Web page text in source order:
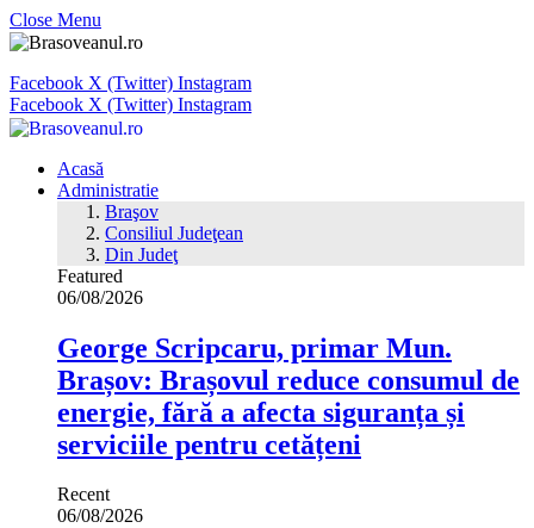
Close Menu
Facebook X (Twitter) Instagram
Facebook X (Twitter) Instagram
Acasă
Administratie
Braşov
Consiliul Judeţean
Din Judeţ
Featured
06/08/2026
George Scripcaru, primar Mun.
Brașov: Brașovul reduce consumul de
energie, fără a afecta siguranța și
serviciile pentru cetățeni
Recent
06/08/2026